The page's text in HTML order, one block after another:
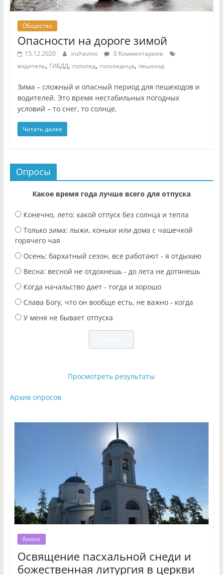
Общество
Опасности на дороге зимой
15.12.2020 inzhavino
0 Комментариев
водитель, ГИБДД, гололед, гололедица, пешеход
Зима – сложный и опасный период для пешеходов и
водителей. Это время нестабильных погодных
условий – то снег, то солнце,
Читать далее
Опросы
Какое время года лучше всего для отпуска
Конечно, лето: какой отпуск без солнца и тепла
Только зима: лыжи, коньки или дома с чашечкой
горячего чая
Осень: бархатный сезон, все работают - я отдыхаю
Весна: весной не отдохнешь - до лета не дотянешь
Когда начальство дает - тогда и хорошо
Слава Богу, что он вообще есть, не важно - когда
У меня не бывает отпуска
Просмотреть результаты
Архив опросов
Анонс
Освящение пасхальной снеди и
божественная литургия в церкви